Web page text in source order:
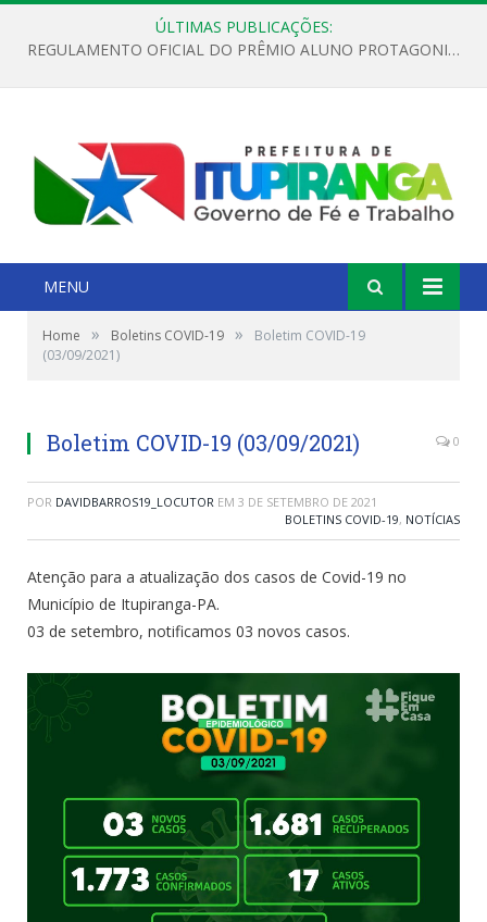
ÚLTIMAS PUBLICAÇÕES:
REGULAMENTO OFICIAL DO PRÊMIO ALUNO PROTAGONISTA – EDIÇÃO 2026
MENU
Home » Boletins COVID-19 »
Boletim COVID-19
(03/09/2021)
Boletim COVID-19 (03/09/2021) 0
POR DAVIDBARROS19_LOCUTOR EM 3 DE SETEMBRO DE 2021
BOLETINS COVID-19, NOTÍCIAS
Atenção para a atualização dos casos de Covid-19 no
Município de Itupiranga-PA.
03 de setembro, notificamos 03 novos casos.